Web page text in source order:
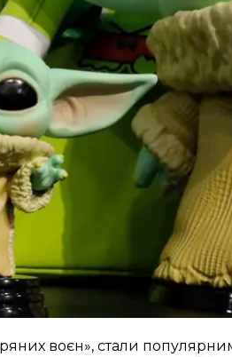
популярною щойно
тощо. Стереотипно вони
своєрідним феноменом, що
щодо жінок, які
воєн», стали